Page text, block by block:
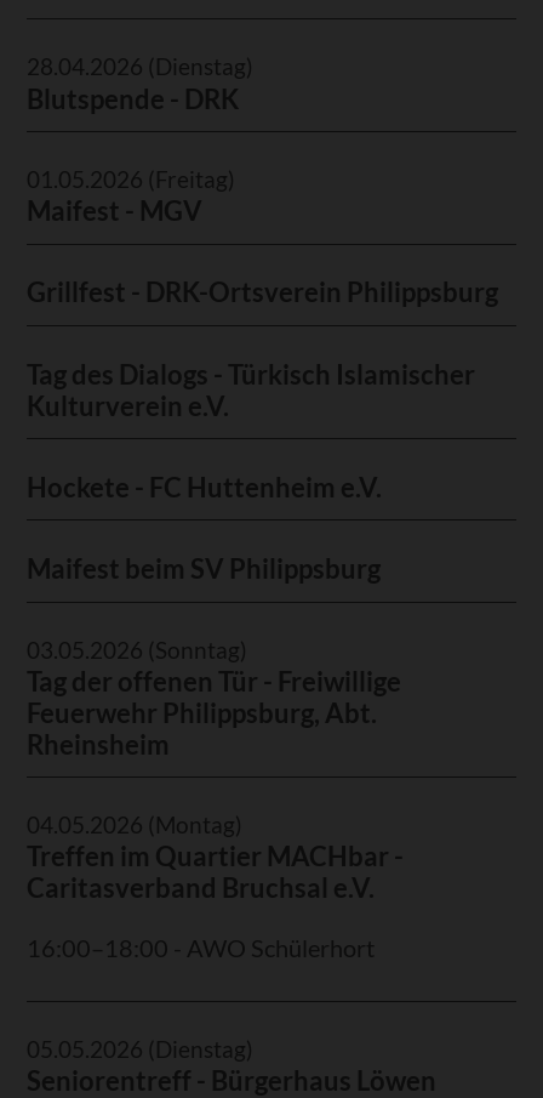
28.04.2026 (Dienstag)
Blutspende - DRK
01.05.2026 (Freitag)
Maifest - MGV
Grillfest - DRK-Ortsverein Philippsburg
Tag des Dialogs - Türkisch Islamischer
Kulturverein e.V.
Hockete - FC Huttenheim e.V.
Maifest beim SV Philippsburg
03.05.2026 (Sonntag)
Tag der offenen Tür - Freiwillige
Feuerwehr Philippsburg, Abt.
Rheinsheim
04.05.2026 (Montag)
Treffen im Quartier MACHbar -
Caritasverband Bruchsal e.V.
16:00–18:00 - AWO Schülerhort
05.05.2026 (Dienstag)
Seniorentreff - Bürgerhaus Löwen